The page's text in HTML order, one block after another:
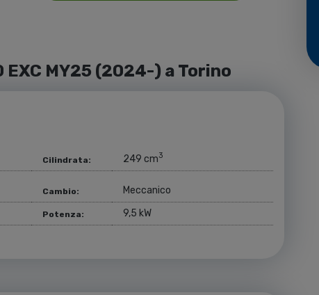
MY25 (2024-) a Torino
Cilindrata: 249 cm3
Cambio: Meccanico
Potenza: 9,5 kW